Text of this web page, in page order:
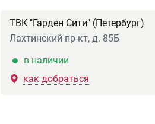
ТВК "Гарден Сити" (Петербург)
Лахтинский пр-кт, д. 85Б
в наличии
как добраться